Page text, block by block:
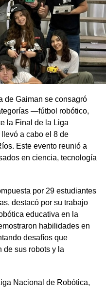
de Gaiman se consagró
—fútbol robótico,
la Final de la Liga
a cabo el 8 de
Este evento reunió a
en ciencia, tecnología
por 29 estudiantes
destacó por su trabajo
educativa en la
habilidades en
desafíos que
de sus robots y la
Nacional de Robótica,